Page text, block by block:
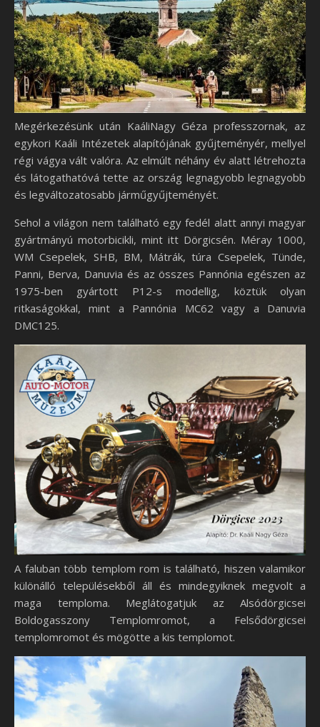
Megérkezésünk után KaáliNagy Géza professzornak, az
egykori Kaáli Intézetek alapítójának gyűjteményér, mellyel
régi vágya vált valóra. Az elmúlt néhány év alatt létrehozta
és látogathatóvá tette az ország legnagyobb legnagyobb
és legváltozatosabb járműgyűjteményét.
Sehol a világon nem található egy fedél alatt annyi magyar
gyártmányú motorbicikli, mint itt Dörgicsén. Méray 1000,
WM Csepelek, SHB, BM, Mátrák, túra Csepelek, Tünde,
Panni, Berva, Danuvia és az összes Pannónia egészen az
1975-ben gyártott P12-s modellig, köztük olyan
ritkaságokkal, mint a Pannónia MC62 vagy a Danuvia
DMC125.
A faluban több templom rom is található, hiszen valamikor
különálló településekből áll és mindegyiknek megvolt a
maga temploma. Meglátogatjuk az Alsódörgicsei
Boldogasszony Templomromot, a Felsődörgicsei
templomromot és mögötte a kis templomot.